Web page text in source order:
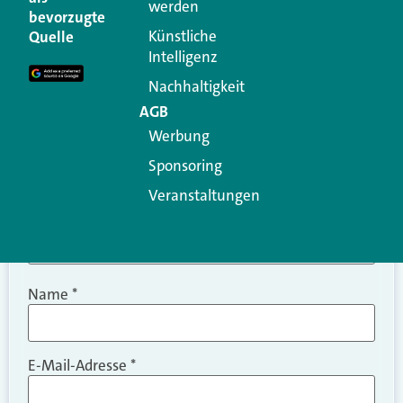
Ihre E-Mail-Adresse wird nicht veröffentlicht.
Erforderliche Felder sind mit
Kommentar
Name *
E-Mail-Adresse *
bevorzugte
Quelle
werden
Künstliche
Intelligenz
Nachhaltigkeit
AGB
Werbung
Sponsoring
Veranstaltungen